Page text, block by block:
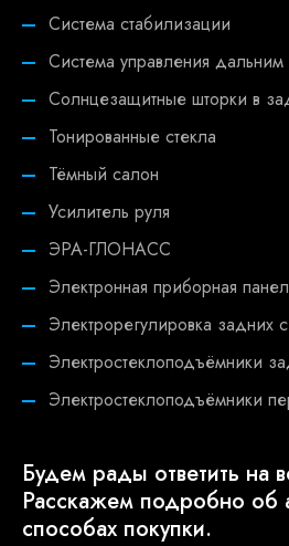
Система стабилизации
Система управления дальним
Солнцезащитные шторки в
Тонированные стекла
Тёмный салон
Усилитель руля
ЭРА-ГЛОНАСС
Электронная приборная
Электрорегулировка задних
Электростеклоподъёмники
Электростеклоподъёмники
Будем рады ответить на
Расскажем подробно об
способах покупки.